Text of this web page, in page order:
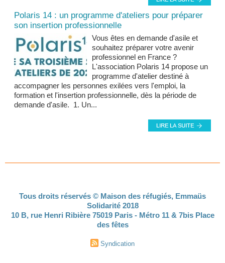
Polaris 14 : un programme d'ateliers pour préparer
son insertion professionnelle
Vous êtes en demande d'asile et
souhaitez préparer votre avenir
professionnel en France ?
L'association Polaris 14 propose un
programme d'atelier destiné à
accompagner les personnes exilées vers l'emploi, la
formation et l'insertion professionnelle, dès la période de
demande d'asile. 1. Un...
Tous droits réservés © Maison des réfugiés, Emmaüs
Solidarité 2018
10 B, rue Henri Ribière 75019 Paris - Métro 11 & 7bis Place
des fêtes
Syndication